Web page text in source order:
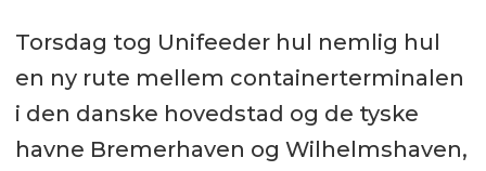
Torsdag tog Unifeeder hul nemlig hul
en ny rute mellem containerterminalen
i den danske hovedstad og de tyske
havne Bremerhaven og Wilhelmshaven,